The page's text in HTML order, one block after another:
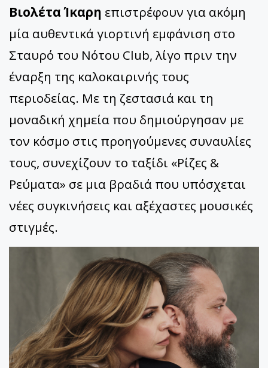
Βιολέτα Ίκαρη επιστρέφουν για ακόμη
μία αυθεντικά γιορτινή εμφάνιση στο
Σταυρό του Νότου Club, λίγο πριν την
έναρξη της καλοκαιρινής τους
περιοδείας. Με τη ζεστασιά και τη
μοναδική χημεία που δημιούργησαν με
τον κόσμο στις προηγούμενες συναυλίες
τους, συνεχίζουν το ταξίδι «Ρίζες &
Ρεύματα» σε μια βραδιά που υπόσχεται
νέες συγκινήσεις και αξέχαστες μουσικές
στιγμές.